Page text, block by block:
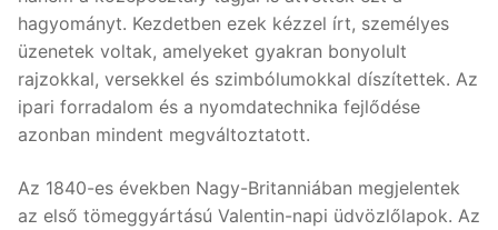
hagyományt. Kezdetben ezek kézzel írt, személyes
üzenetek voltak, amelyeket gyakran bonyolult
rajzokkal, versekkel és szimbólumokkal díszítettek. Az
ipari forradalom és a nyomdatechnika fejlődése
azonban mindent megváltoztatott.
Az 1840-es években Nagy-Britanniában megjelentek
az első tömeggyártású Valentin-napi üdvözlőlapok. Az